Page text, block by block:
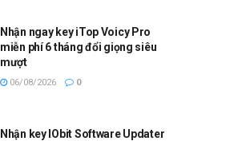
Nhận ngay key iTop Voicy Pro
miễn phí 6 tháng đổi giọng siêu
mượt
06/08/2026 0
Nhận key IObit Software Updater